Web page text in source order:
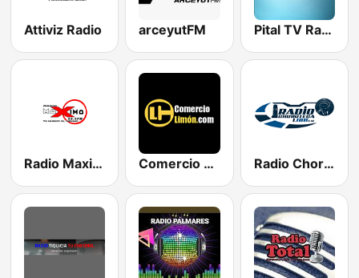
Attiviz Radio arceyutFM Pital TV Radio
Radio Maxima 90.5 FM Comercio Limon Radio Chorotega 1100 AM